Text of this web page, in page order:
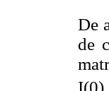
De
de